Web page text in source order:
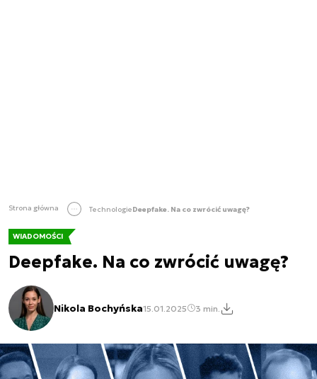
Strona główna TechnologieDeepfake. Na co zwrócić uwagę?
WIADOMOŚCI
Deepfake. Na co zwrócić uwagę?
Nikola Bochyńska15.01.2025 3 min.